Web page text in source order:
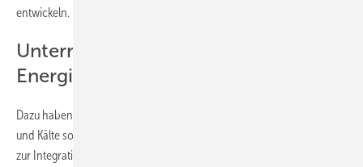
entwickeln.
Unternehmen werden Akteure im
Energiesystem
Dazu haben sie auch neue Technologien zur Erzeugung von Wärme
und Kälte sowie Lösungen zur Reduzierung der CO2-Emissionen und
zur Integration erneuerbarer Energien ausgelotet. Hier ging es vor